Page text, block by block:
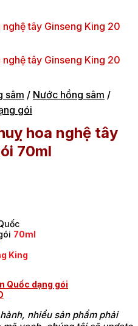
sâm / Nước hồng sâm /
gói
hoa nghệ tây
70ml
70ml
King
Quốc dạng gói
nhiều sản phẩm phải